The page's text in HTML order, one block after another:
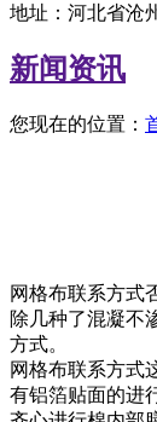
地址：河北省沧
新闻资讯
您现在的位置：
网格布联系方式
除几种了混凝不
方式。
网格布联系方式
有铝箔贴面的进